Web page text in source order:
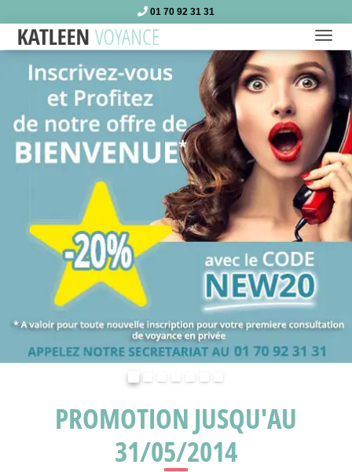
01 70 92 31 31
PROMOTION JUSQU'AU
31/05/2014